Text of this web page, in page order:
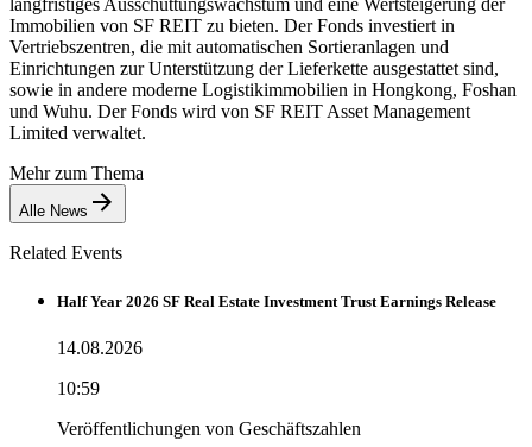
Immobilien von SF REIT zu bieten. Der Fonds investiert in
Vertriebszentren, die mit automatischen Sortieranlagen und
Einrichtungen zur Unterstützung der Lieferkette ausgestattet sind,
sowie in andere moderne Logistikimmobilien in Hongkong, Foshan
und Wuhu. Der Fonds wird von SF REIT Asset Management
Limited verwaltet.
Mehr zum Thema
Alle News
Related Events
Half Year 2026 SF Real Estate Investment Trust Earnings Release
14.08.2026
10:59
Veröffentlichungen von Geschäftszahlen